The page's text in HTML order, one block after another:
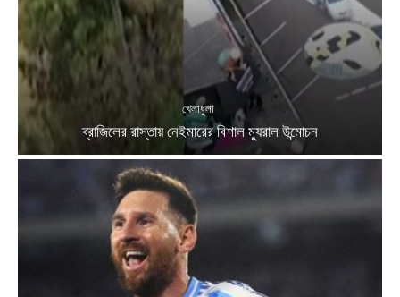
খেলাধুলা
ব্রাজিলের রাস্তায় নেইমারের বিশাল ম্যুরাল উন্মোচন